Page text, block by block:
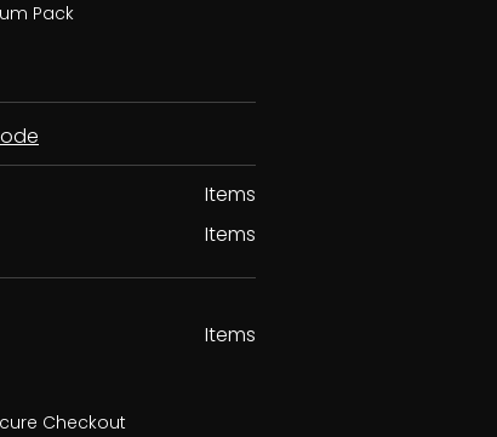
Pack
Items
Items
Items
Checkout